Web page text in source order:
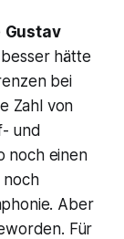
Gustav
hätte
bei
Zahl von
und
noch einen
noch
Aber
Für